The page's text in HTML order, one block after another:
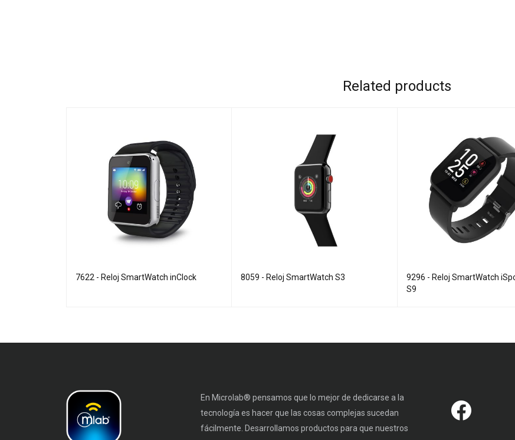
Related products
7622 - Reloj SmartWatch inClock 8059 - Reloj SmartWatch S3
9296 - Reloj SmartWatch
S9
En Microlab® pensamos que lo mejor de dedicarse a la
tecnología es hacer que las cosas complejas sucedan
fácilmente. Desarrollamos productos para que nuestros